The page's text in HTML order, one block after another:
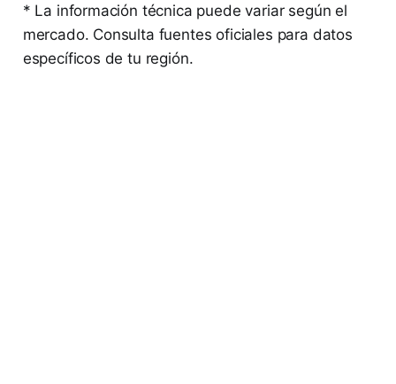
* La información técnica puede variar según el
mercado. Consulta fuentes oficiales para datos
específicos de tu región.